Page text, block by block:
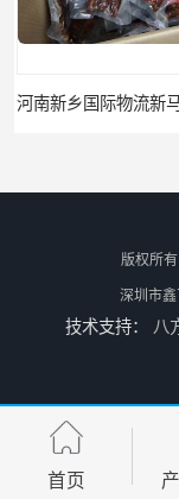
版权所
深圳市
技术支持： 八
首页